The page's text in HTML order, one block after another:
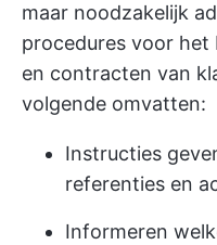
maar noodzakelijk
procedures voor het
en contracten van
volgende omvatten:
Instructies
referenties en
Informeren